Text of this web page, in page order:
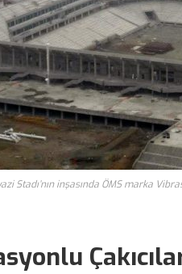
Stadı’nın inşasında ÖMS marka